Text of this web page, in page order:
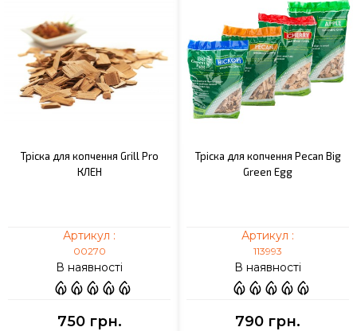
Тріска для копчення Grill Pro
КЛЕН
Артикул :
00270
В наявності
750 грн.
Тріска для копчення Pecan Big
Green Egg
Артикул :
113993
В наявності
790 грн.